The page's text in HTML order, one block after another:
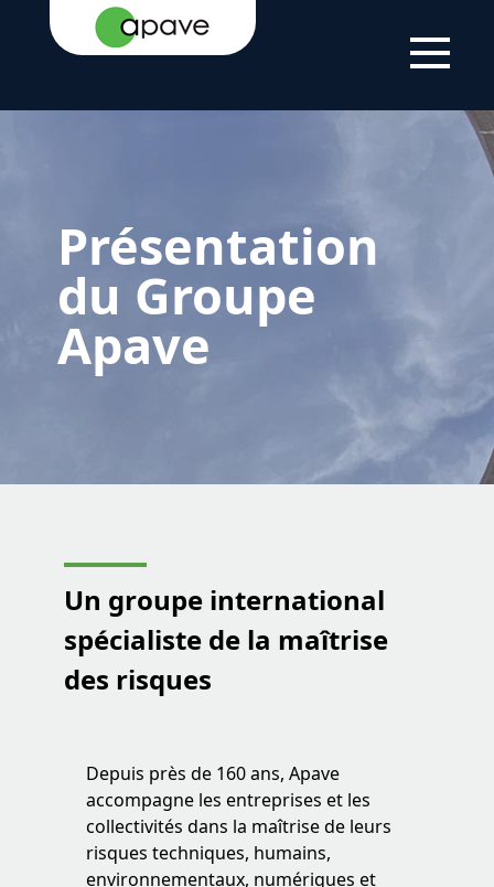
ACCUEIL LE NOUS
CONNAÎTRE GROUPE APAVE
Présentation
du Groupe
Apave
Un groupe international
spécialiste de la maîtrise
des risques
Depuis près de 160 ans, Apave
accompagne les entreprises et les
collectivités dans la maîtrise de leurs
risques techniques, humains,
environnementaux, numériques et